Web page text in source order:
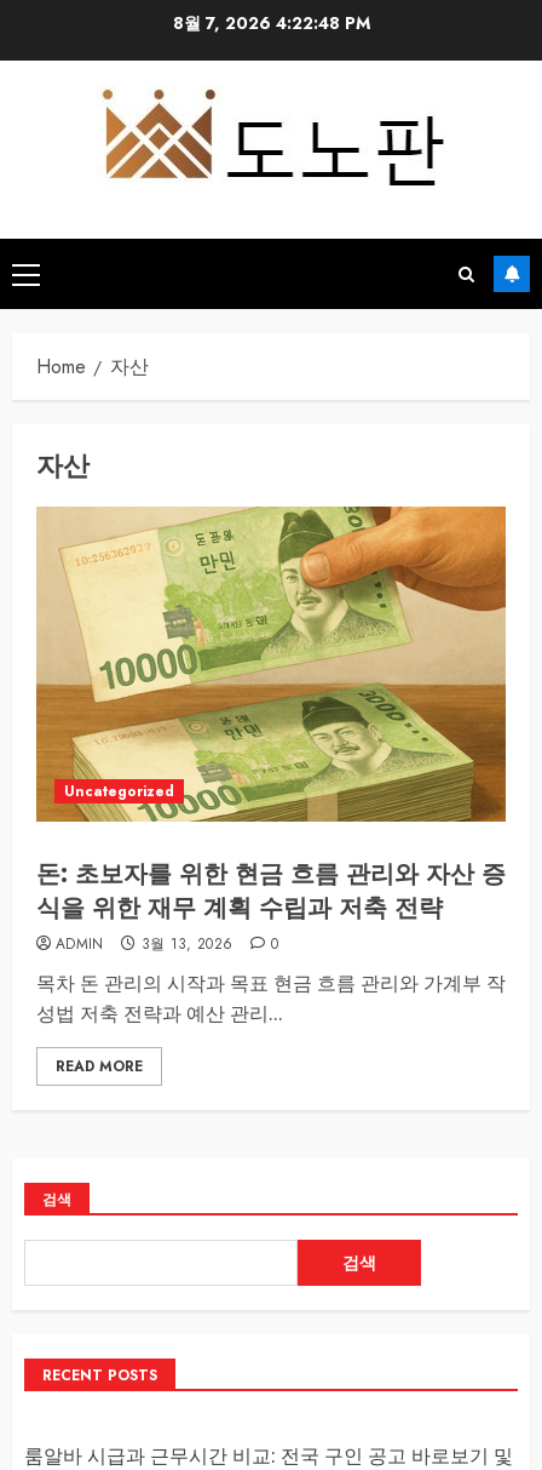
8월 7, 2026 4:22:48 PM
Primary
Menu
Home 자산
자산
Uncategorized
돈: 초보자를 위한 현금 흐름 관리와 자산 증
식을 위한 재무 계획 수립과 저축 전략
ADMIN 3월 13, 2026 0
목차 돈 관리의 시작과 목표 현금 흐름 관리와 가계부 작
성법 저축 전략과 예산 관리...
READ MORE
검색
검색
RECENT POSTS
룸알바 시급과 근무시간 비교: 전국 구인 공고 바로보기 및